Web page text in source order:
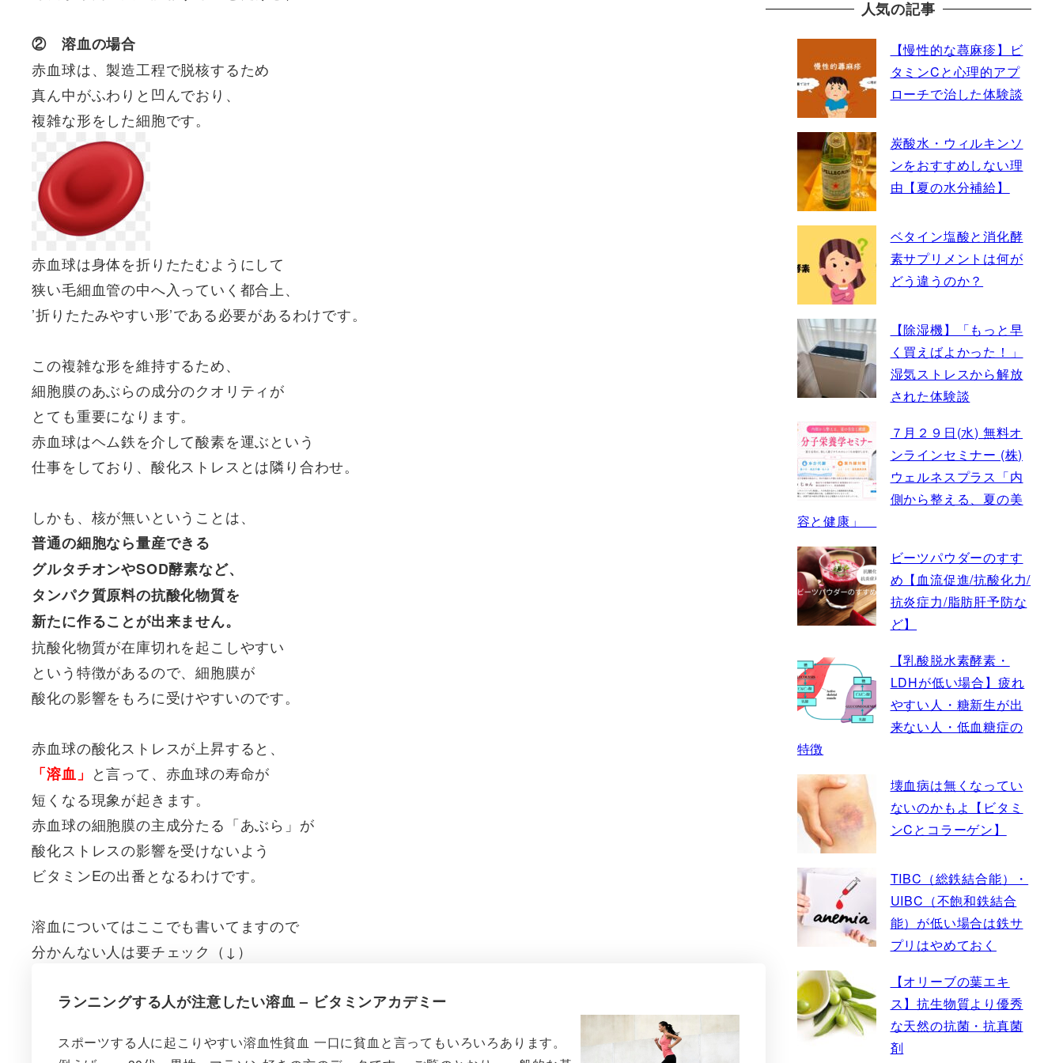
② 溶血の場合
赤血球は、製造工程で脱核するため
真ん中がふわりと凹んでおり、
複雑な形をした細胞です。
赤血球は身体を折りたたむようにして
狭い毛細血管の中へ入っていく都合上、
’折りたたみやすい形’である必要があるわけです。
この複雑な形を維持するため、
細胞膜のあぶらの成分のクオリティが
とても重要になります。
赤血球はヘム鉄を介して酸素を運ぶという
仕事をしており、酸化ストレスとは隣り合わせ。
しかも、核が無いということは、
普通の細胞なら量産できる
グルタチオンやSOD酵素など、
タンパク質原料の抗酸化物質を
新たに作ることが出来ません。
抗酸化物質が在庫切れを起こしやすい
という特徴があるので、細胞膜が
酸化の影響をもろに受けやすいのです。
赤血球の酸化ストレスが上昇すると、
「溶血」 と言って、赤血球の寿命が
短くなる現象が起きます。
赤血球の細胞膜の主成分たる「あぶら」が
酸化ストレスの影響を受けないよう
ビタミンEの出番となるわけです。
溶血についてはここでも書いてますので
分かんない人は要チェック（↓）
ランニングする人が注意したい溶血 – ビタミンアカデミー
スポーツする人に起こりやすい溶血性貧血 一口に貧血と言ってもいろいろあります。
人気の記事
【慢性的な蕁麻疹】ビ
タミンCと心理的アプ
ローチで治した体験談
炭酸水・ウィルキンソ
ンをおすすめしない理
由【夏の水分補給】
ベタイン塩酸と消化酵
素サプリメントは何が
どう違うのか？
【除湿機】「もっと早
く買えばよかった！」
湿気ストレスから解放
された体験談
７月２９日(水) 無料オ
ンラインセミナー (株)
ウェルネスプラス「内
側から整える、夏の美
容と健康」
ビーツパウダーのすす
め【血流促進/抗酸化力/
抗炎症力/脂肪肝予防な
ど】
【乳酸脱水素酵素・
LDHが低い場合】疲れ
やすい人・糖新生が出
来ない人・低血糖症の
特徴
壊血病は無くなってい
ないのかもよ【ビタミ
ンCとコラーゲン】
TIBC（総鉄結合能）・
UIBC（不飽和鉄結合
能）が低い場合は鉄サ
プリはやめておく
【オリーブの葉エキ
ス】抗生物質より優秀
な天然の抗菌・抗真菌
剤